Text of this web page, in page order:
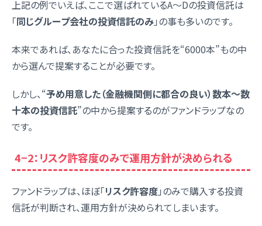
上記の例でいえば、ここで選ばれているA～Dの投資信託は
「同じグループ会社の投資信託のみ」の事も多いのです。
本来であれば、あなたに合った投資信託を“6000本”もの中
から選んで提案することが必要です。
しかし、“予め用意した（金融機関側に都合の良い）数本～数
十本の投資信託”の中から提案するのがファンドラップなの
です。
4−2：リスク許容度のみで運用方針が決められる
ファンドラップは、ほぼ「リスク許容度」のみで購入する投資
信託が判断され、運用方針が決められてしまいます。